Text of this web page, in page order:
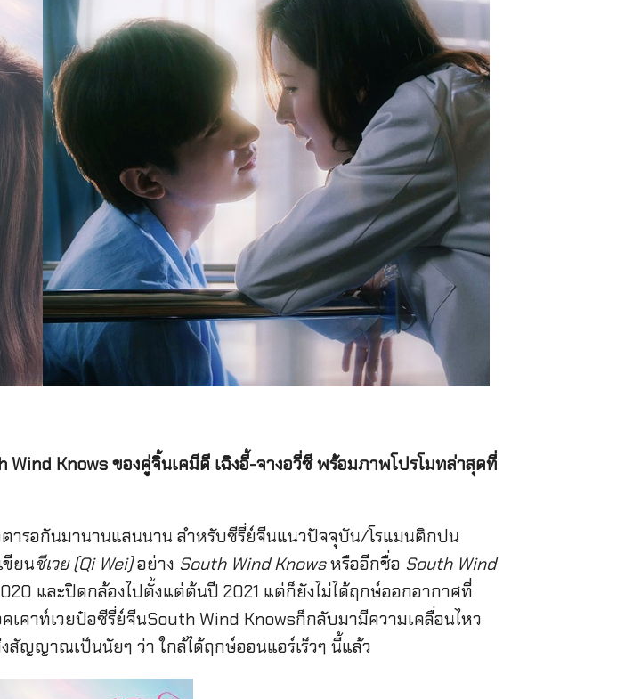
Knows ของคู่จิ้นเคมีดี เฉิงอี้-จางอวี่ซี พร้อมภาพโปรโมทล่าสุดที่
ารอกันมานานแสนนาน สำหรับซีรี่ย์จีนแนวปัจจุบัน/โรแมนติกปน
ขียนชีเวย (Qi Wei)อย่าง South Wind Knowsหรืออีกชื่อ South Wind
และปิดกล้องไปตั้งแต่ต้นปี 2021 แต่ก็ยังไม่ได้ฤกษ์ออกอากาศที่
คาท์เวยป๋อซีรี่ย์จีนSouth Wind Knowsก็กลับมามีความเคลื่อนไหว
ญญาณเป็นนัยๆ ว่า ใกล้ได้ฤกษ์ออนแอร์เร็วๆ นี้แล้ว